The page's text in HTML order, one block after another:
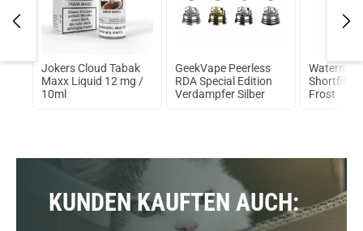
Jokers Cloud Tabak
Maxx Liquid 12 mg /
10ml
GeekVape Peerless
RDA Special Edition
Verdampfer Silber
Shortfill
Frost
KUNDEN KAUFTEN AUCH: